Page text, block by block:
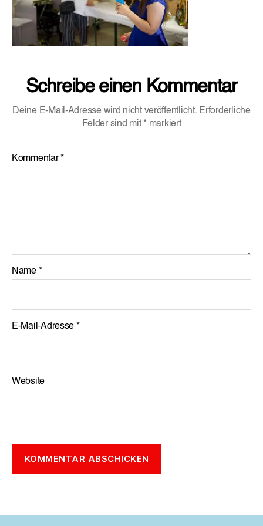
Schreibe einen Kommentar
Deine E-Mail-Adresse wird nicht veröffentlicht. Erforderliche
Felder sind mit * markiert
Kommentar*
Name *
E-Mail-Adresse *
Website